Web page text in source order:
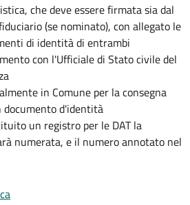
che deve essere firmata sia dal
(se nominato), con allegato le
di identità di entrambi
con l'Ufficiale di Stato civile del
in Comune per la consegna
documento d'identità
un registro per le DAT la
numerata, e il numero annotato nel